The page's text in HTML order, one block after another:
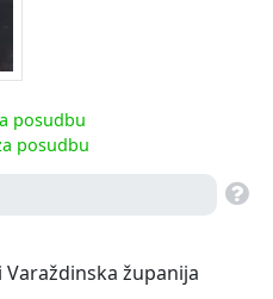
posudbu
posudbu
Varaždinska županija